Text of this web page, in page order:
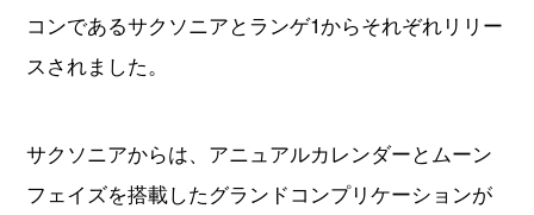
コンであるサクソニアとランゲ1からそれぞれリリー
スされました。
サクソニアからは、アニュアルカレンダーとムーン
フェイズを搭載したグランドコンプリケーションが